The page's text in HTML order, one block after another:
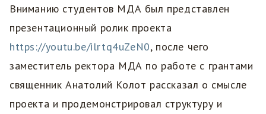
Вниманию студентов МДА был представлен
презентационный ролик проекта
https://youtu.be/ilrtq4uZeN0, после чего
заместитель ректора МДА по работе с грантами
священник Анатолий Колот рассказал о смысле
проекта и продемонстрировал структуру и